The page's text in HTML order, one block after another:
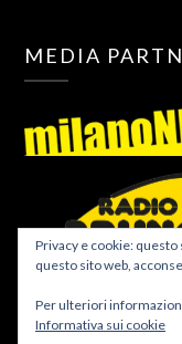
MEDIA
Privacy e cookie:
questo sito web,
Per ulteriori
Informativa sui cookie